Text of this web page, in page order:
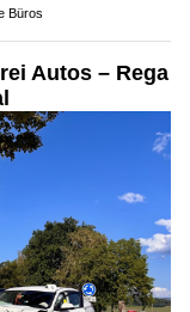
Büros
Autos – Rega